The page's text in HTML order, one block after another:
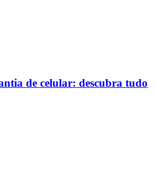
de celular: descubra tudo